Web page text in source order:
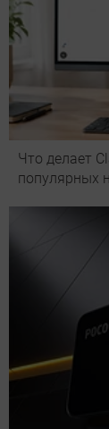
Что делает
популярных